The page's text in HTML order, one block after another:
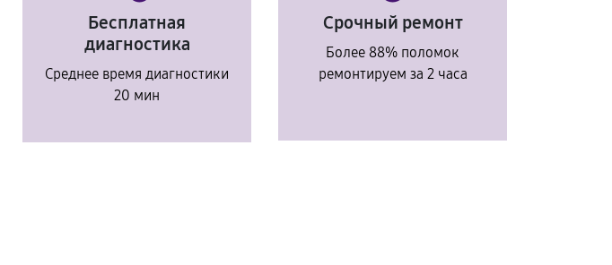
Бесплатная
диагностика
Среднее время диагностики
20 мин
Срочный ремонт
Более 88% поломок
ремонтируем за 2 часа